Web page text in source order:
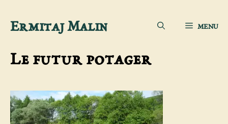
Aller
contenu
Ermitaj Malin MENU
Le futur potager